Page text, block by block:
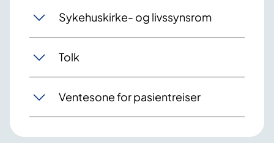
Sykehuskirke- og livssynsrom
Tolk
Ventesone for pasientreiser